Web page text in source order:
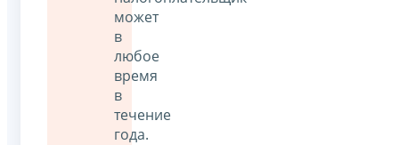
может
в
любое
время
в
течение
года.